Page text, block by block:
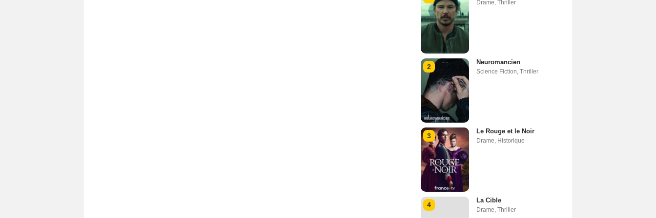
Drame, Thriller
2
Neuromancien
Science Fiction, Thriller
3
Le Rouge et le Noir
Drame, Historique
4
La Cible
Drame, Thriller